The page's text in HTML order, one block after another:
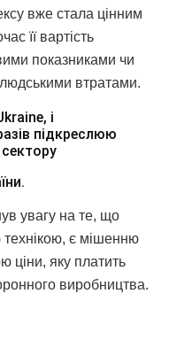
вже стала цінним
її вартість
показниками чи
втратами.
і
підкреслюю
увагу на те, що
технікою, є мішенню
ціни, яку платить
виробництва.